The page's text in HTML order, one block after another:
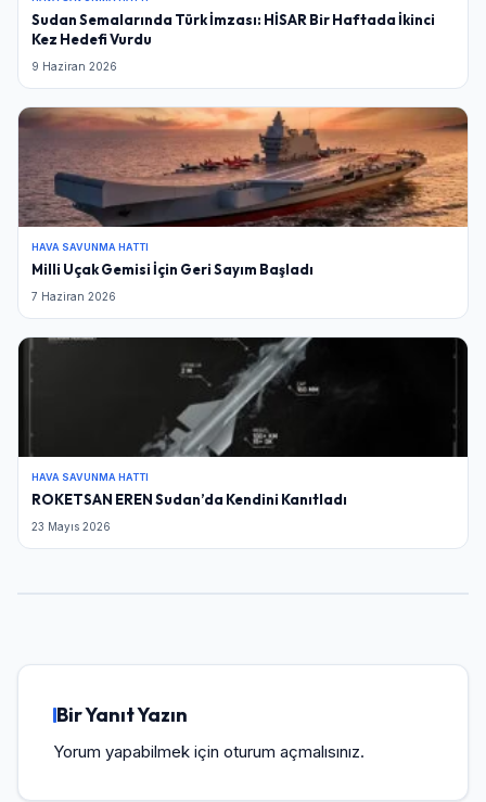
Sudan Semalarında Türk İmzası: HİSAR Bir Haftada İkinci
Kez Hedefi Vurdu
9 Haziran 2026
HAVA SAVUNMA HATTI
Milli Uçak Gemisi İçin Geri Sayım Başladı
7 Haziran 2026
HAVA SAVUNMA HATTI
ROKETSAN EREN Sudan’da Kendini Kanıtladı
23 Mayıs 2026
Bir Yanıt Yazın
Yorum yapabilmek için oturum açmalısınız.